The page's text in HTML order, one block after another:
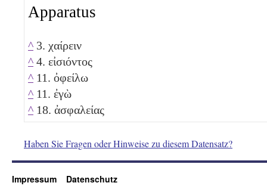
Apparatus
^ 3. χαίρειν
^ 4. εἰσιόντος
^ 11. ὀφείλω
^ 11. ἐγὼ
^ 18. ἀσφαλείας
Haben Sie Fragen oder Hinweise zu diesem Datensatz?
Impressum Datenschutz